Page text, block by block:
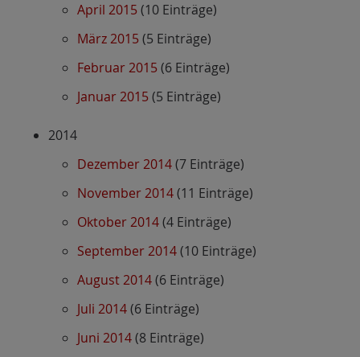
April 2015(10 Einträge)
März 2015(5 Einträge)
Februar 2015(6 Einträge)
Januar 2015(5 Einträge)
2014
Dezember 2014(7 Einträge)
November 2014(11 Einträge)
Oktober 2014(4 Einträge)
September 2014(10 Einträge)
August 2014(6 Einträge)
Juli 2014(6 Einträge)
Juni 2014(8 Einträge)